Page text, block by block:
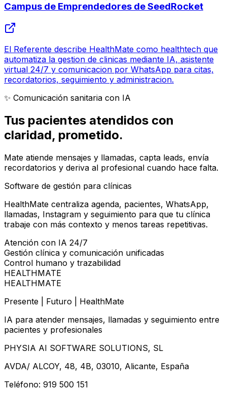
Campus de Emprendedores de SeedRocket
El Referente describe HealthMate como healthtech que
automatiza la gestion de clinicas mediante IA, asistente
virtual 24/7 y comunicacion por WhatsApp para citas,
recordatorios, seguimiento y administracion.
✨ Comunicación sanitaria con IA
Tus pacientes atendidos con
claridad, prometido.
Mate atiende mensajes y llamadas, capta leads, envía
recordatorios y deriva al profesional cuando hace falta.
Software de gestión para clínicas
HealthMate centraliza agenda, pacientes, WhatsApp,
llamadas, Instagram y seguimiento para que tu clínica
trabaje con más contexto y menos tareas repetitivas.
Atención con IA 24/7
Gestión clínica y comunicación unificadas
Control humano y trazabilidad
HEALTHMATE
HEALTHMATE
Presente | Futuro | HealthMate
IA para atender mensajes, llamadas y seguimiento entre
pacientes y profesionales
PHYSIA AI SOFTWARE SOLUTIONS, SL
AVDA/ ALCOY, 48, 4B, 03010, Alicante, España
Teléfono: 919 500 151